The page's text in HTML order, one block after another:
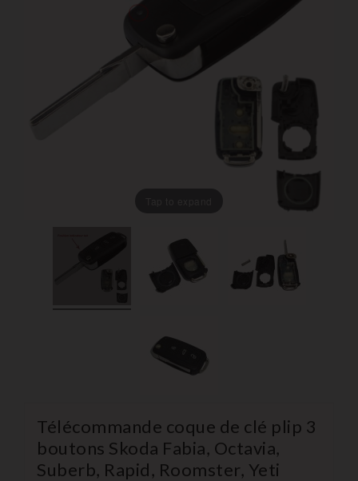
Télécommande coque de clé plip 3
boutons Skoda Fabia, Octavia,
Suberb, Rapid, Roomster, Yeti